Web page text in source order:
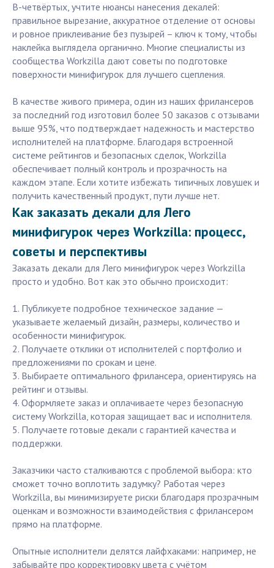
В-четвёртых, учтите нюансы нанесения декалей:
правильное вырезание, аккуратное отделение от основы
и ровное приклеивание без пузырей – ключ к тому, чтобы
наклейка выглядела органично. Многие специалисты из
сообщества Workzilla дают советы по подготовке
поверхности минифигурок для лучшего сцепления.
В качестве живого примера, один из наших фрилансеров
за последний год изготовил более 50 заказов с отзывами
выше 95%, что подтверждает надежность и мастерство
исполнителей на платформе. Благодаря встроенной
системе рейтингов и безопасных сделок, Workzilla
обеспечивает полный контроль и прозрачность на
каждом этапе. Если хотите избежать типичных ловушек и
получить качественный продукт, пути лучше нет.
Как заказать декали для Лего
минифигурок через Workzilla: процесс,
советы и перспективы
Заказать декали для Лего минифигурок через Workzilla
просто и удобно. Вот как это обычно происходит:
1. Публикуете подробное техническое задание —
указываете желаемый дизайн, размеры, количество и
особенности минифигурок.
2. Получаете отклики от исполнителей с портфолио и
предложениями по срокам и цене.
3. Выбираете оптимального фрилансера, ориентируясь на
рейтинг и отзывы.
4. Оформляете заказ и оплачиваете через безопасную
систему Workzilla, которая защищает вас и исполнителя.
5. Получаете готовые декали с гарантией качества и
поддержки.
Заказчики часто сталкиваются с проблемой выбора: кто
сможет точно воплотить задумку? Работая через
Workzilla, вы минимизируете риски благодаря прозрачным
оценкам и возможности взаимодействия с фрилансером
прямо на платформе.
Опытные исполнители делятся лайфхаками: например, не
забывайте про корректировку цвета с учётом